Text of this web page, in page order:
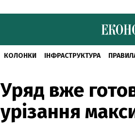
КОЛОНКИ ІНФРАСТРУКТУРА
Уряд вже
урізання